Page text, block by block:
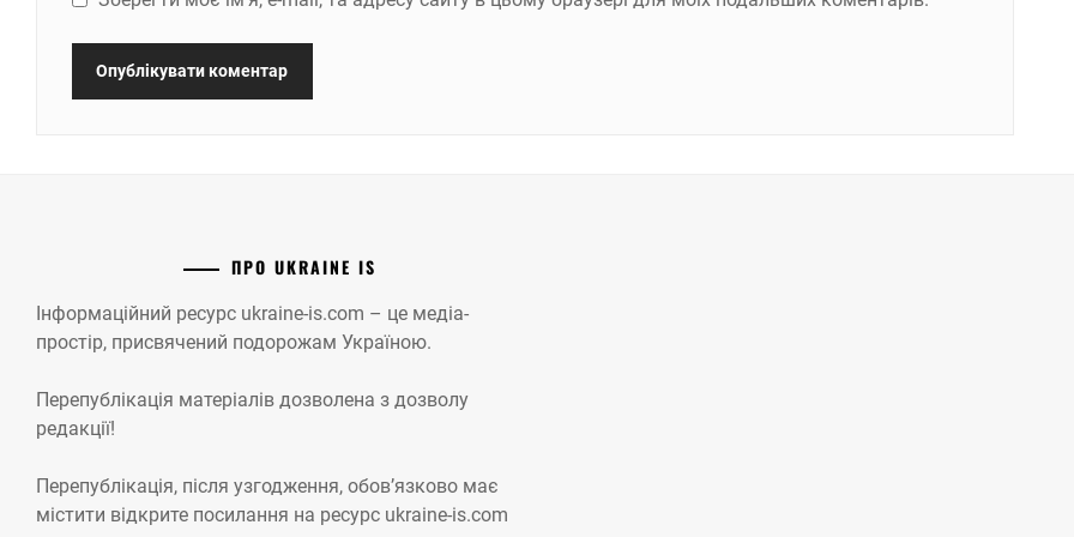
ПРО UKRAINE IS
Інформаційний ресурс ukraine-is.com – це медіа-
простір, присвячений подорожам Україною.
Перепублікація матеріалів дозволена з дозволу
редакції!
Перепублікація, після узгодження, обов’язково має
містити відкрите посилання на ресурс ukraine-is.com